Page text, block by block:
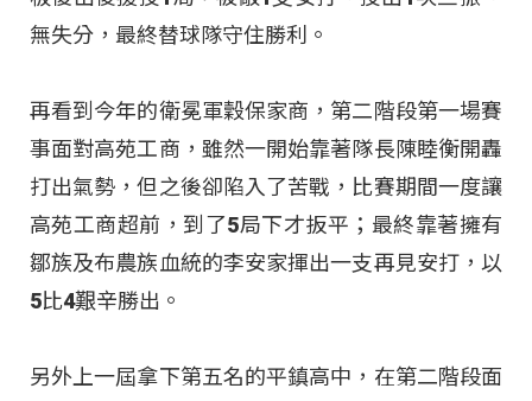
無失分，最終替球隊守住勝利。
再看到今年的衛冕軍穀保家商，第二階段第一場賽
事面對高苑工商，雖然一開始靠著隊長陳睦衡開轟
打出氣勢，但之後卻陷入了苦戰，比賽期間一度讓
高苑工商超前，到了5局下才扳平；最終靠著擁有
鄒族及布農族血統的李安家揮出一支再見安打，以
5比4艱辛勝出。
另外上一屆拿下第五名的平鎮高中，在第二階段面